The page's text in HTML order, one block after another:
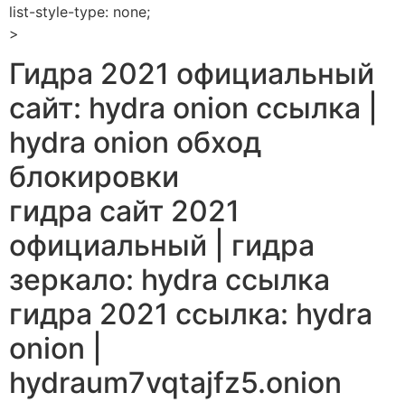
list-style-type: none;
>
Гидра 2021 официальный
сайт: hydra onion ссылка |
hydra onion обход
блокировки
гидра сайт 2021
официальный | гидра
зеркало: hydra ссылка
гидра 2021 ссылка: hydra
onion |
hydraum7vqtajfz5.onion